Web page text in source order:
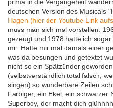
prima in die Vergangeheit
deutschen Version des Musicals
Hagen (hier der Youtube Link
muss man sich mal vorstellen.
gezeugt und 1978 hatte ich
mir. Hätte mir mal damals einer
was da besungen und getextet
nicht so ein Spätzünder
(selbstverständlich total falsch,
singen) so wunderbare Zeilen
Farbiger, ein Ekel, ein schwarzer
Superboy, der macht dich